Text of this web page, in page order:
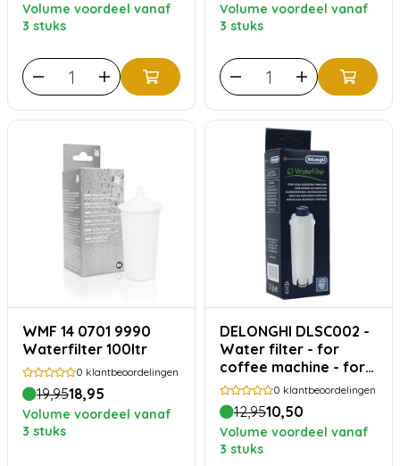
Volume voordeel vanaf
3 stuks
Volume voordeel vanaf
3 stuks
WMF 14 0701 9990
Waterfilter 100ltr
0 klantbeoordelingen
19,9518,95
Volume voordeel vanaf
3 stuks
DELONGHI DLSC002 -
Water filter - for
coffee machine - for
De'Longhi EC 680,
EC680, ECAM 23.420,
ECAM 23.450, ECAM
23.460, ECAM 25.472,
ECAM 25.482
0 klantbeoordelingen
12,9510,50
Volume voordeel vanaf
3 stuks